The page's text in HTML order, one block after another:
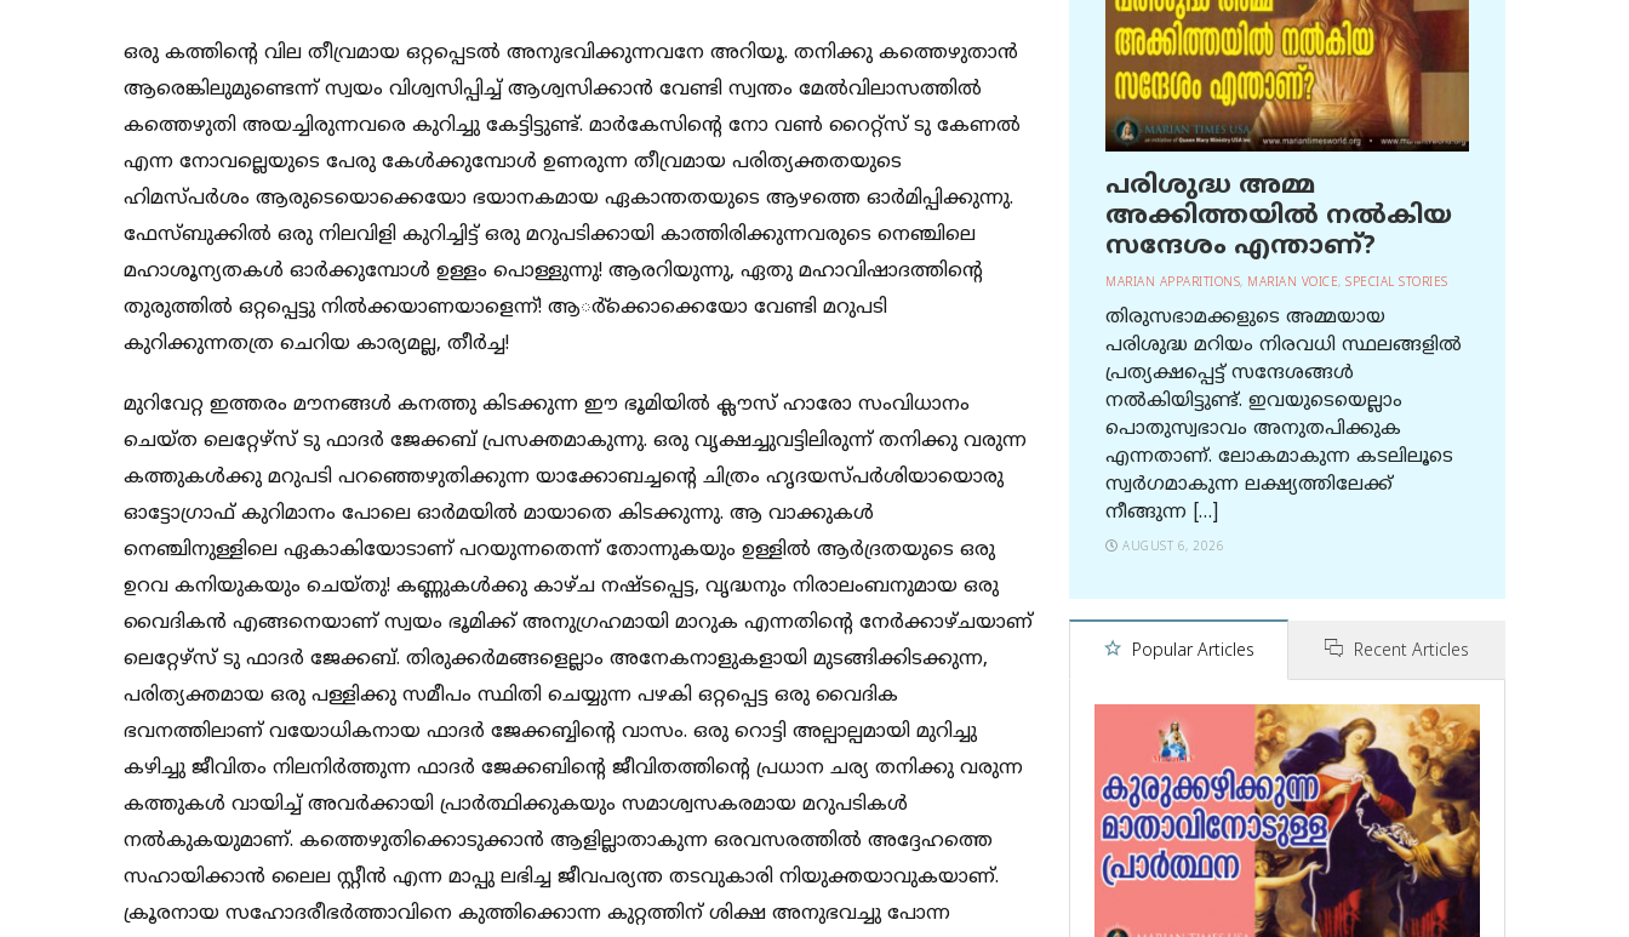
ഒരു കത്തിന്റെ വില തീവ്രമായ ഒറ്റപ്പെടല്‍ അനുഭവിക്കുന്നവനേ അറിയൂ. തനിക്കു കത്തെഴുതാന്‍
ആരെങ്കിലുമുണ്ടെന്ന് സ്വയം വിശ്വസിപ്പിച്ച് ആശ്വസിക്കാന്‍ വേണ്ടി സ്വന്തം മേല്‍വിലാസത്തില്‍
കത്തെഴുതി അയച്ചിരുന്നവരെ കുറിച്ചു കേട്ടിട്ടുണ്ട്. മാര്‍കേസിന്റെ നോ വണ്‍ റൈറ്റ്‌സ് ടു കേണല്‍
എന്ന നോവല്ലെയുടെ പേരു കേള്‍ക്കുമ്പോള്‍ ഉണരുന്ന തീവ്രമായ പരിത്യക്തതയുടെ
ഹിമസ്പര്‍ശം ആരുടെയൊക്കെയോ ഭയാനകമായ ഏകാന്തതയുടെ ആഴത്തെ ഓര്‍മിപ്പിക്കുന്നു.
ഫേസ്ബുക്കില്‍ ഒരു നിലവിളി കുറിച്ചിട്ട് ഒരു മറുപടിക്കായി കാത്തിരിക്കുന്നവരുടെ നെഞ്ചിലെ
മഹാശൂന്യതകള്‍ ഓര്‍ക്കുമ്പോള്‍ ഉള്ളം പൊള്ളുന്നു! ആരറിയുന്നു, ഏതു മഹാവിഷാദത്തിന്റെ
തുരുത്തില്‍ ഒറ്റപ്പെട്ടു നില്‍ക്കയാണയാളെന്ന്! ആര്‍്‌ക്കൊക്കെയോ വേണ്ടി മറുപടി
കുറിക്കുന്നതത്ര ചെറിയ കാര്യമല്ല, തീര്‍ച്ച!
മുറിവേറ്റ ഇത്തരം മൗനങ്ങള്‍ കനത്തു കിടക്കുന്ന ഈ ഭൂമിയില്‍ ക്ലൗസ് ഹാരോ സംവിധാനം
ചെയ്ത ലെറ്റേഴ്‌സ് ടു ഫാദര്‍ ജേക്കബ് പ്രസക്തമാകുന്നു. ഒരു വൃക്ഷച്ചുവട്ടിലിരുന്ന് തനിക്കു വരുന്ന
കത്തുകള്‍ക്കു മറുപടി പറഞ്ഞെഴുതിക്കുന്ന യാക്കോബച്ചന്റെ ചിത്രം ഹൃദയസ്പര്‍ശിയായൊരു
ഓട്ടോഗ്രാഫ് കുറിമാനം പോലെ ഓര്‍മയില്‍ മായാതെ കിടക്കുന്നു. ആ വാക്കുകള്‍
നെഞ്ചിനുള്ളിലെ ഏകാകിയോടാണ് പറയുന്നതെന്ന് തോന്നുകയും ഉള്ളില്‍ ആര്‍ദ്രതയുടെ ഒരു
ഉറവ കനിയുകയും ചെയ്തു! കണ്ണുകള്‍ക്കു കാഴ്ച നഷ്ടപ്പെട്ട, വൃദ്ധനും നിരാലംബനുമായ ഒരു
വൈദികന്‍ എങ്ങനെയാണ് സ്വയം ഭൂമിക്ക് അനുഗ്രഹമായി മാറുക എന്നതിന്റെ നേര്‍ക്കാഴ്ചയാണ്
ലെറ്റേഴ്‌സ് ടു ഫാദര്‍ ജേക്കബ്. തിരുക്കര്‍മങ്ങളെല്ലാം അനേകനാളുകളായി മുടങ്ങിക്കിടക്കുന്ന,
പരിത്യക്തമായ ഒരു പള്ളിക്കു സമീപം സ്ഥിതി ചെയ്യുന്ന പഴകി ഒറ്റപ്പെട്ട ഒരു വൈദിക
ഭവനത്തിലാണ് വയോധികനായ ഫാദര്‍ ജേക്കബ്ബിന്റെ വാസം. ഒരു റൊട്ടി അല്പാല്പമായി മുറിച്ചു
കഴിച്ചു ജീവിതം നിലനിര്‍ത്തുന്ന ഫാദര്‍ ജേക്കബിന്റെ ജീവിതത്തിന്റെ പ്രധാന ചര്യ തനിക്കു വരുന്ന
കത്തുകള്‍ വായിച്ച് അവര്‍ക്കായി പ്രാര്‍ത്ഥിക്കുകയും സമാശ്വസകരമായ മറുപടികള്‍
നല്‍കുകയുമാണ്. കത്തെഴുതിക്കൊടുക്കാന്‍ ആളില്ലാതാകുന്ന ഒരവസരത്തില്‍ അദ്ദേഹത്തെ
സഹായിക്കാന്‍ ലൈല സ്റ്റീന്‍ എന്ന മാപ്പു ലഭിച്ച ജീവപര്യന്ത തടവുകാരി നിയുക്തയാവുകയാണ്.
ക്രൂരനായ സഹോദരീഭര്‍ത്താവിനെ കുത്തിക്കൊന്ന കുറ്റത്തിന് ശിക്ഷ അനുഭവച്ചു പോന്ന
പരിശുദ്ധ അമ്മ
അക്കിത്തയില്‍ നല്‍കിയ
സന്ദേശം എന്താണ്?
MARIAN APPARITIONS, MARIAN VOICE, SPECIAL STORIES
തിരുസഭാമക്കളുടെ അമ്മയായ
പരിശുദ്ധ മറിയം നിരവധി സ്ഥലങ്ങളിൽ
പ്രത്യക്ഷപ്പെട്ട് സന്ദേശങ്ങൾ
നൽകിയിട്ടുണ്ട്. ഇവയുടെയെല്ലാം
പൊതുസ്വഭാവം അനുതപിക്കുക
എന്നതാണ്. ലോകമാകുന്ന കടലിലൂടെ
സ്വർഗമാകുന്ന ലക്ഷ്യത്തിലേക്ക്
നീങ്ങുന്ന […]
AUGUST 6, 2026
Popular Articles Recent Articles